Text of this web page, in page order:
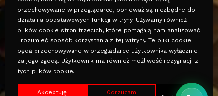
Polityka prywatności
Projekt i wykonanie: coswymysle.pl © Wszelkie prawa
zastrzeżone
przechowywane w przeglądarce, ponieważ są niezbędne do
działania podstawowych funkcji witryny. Używamy również
plików cookie stron trzecich, które pomagają nam analizować
i rozumieć sposób korzystania z tej witryny. Te pliki cookie
będą przechowywane w przeglądarce użytkownika wyłącznie
za jego zgodą. Użytkownik ma również możliwość rezygnacji z
tych plików cookie.
Akceptuję Odrzucam